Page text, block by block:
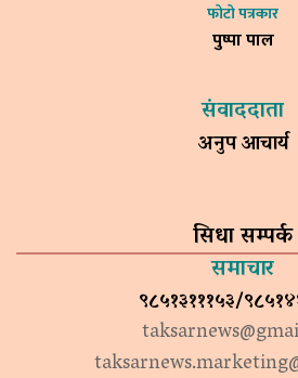
फोटो पत्रकार
पुष्पा पाल
संवाददाता
अनुप आचार्य
सिधा सम्पर्क
समाचार
९८५१३१११५३/